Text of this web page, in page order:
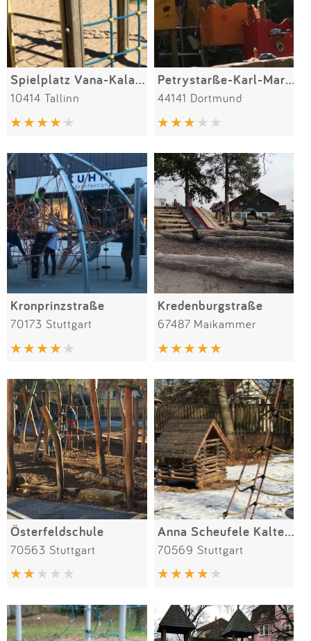
Spielplatz Vana-Kalamaja
10414 Tallinn
Petrystarße-Karl-Marxstraße
44141 Dortmund
Kronprinzstraße
70173 Stuttgart
Kredenburgstraße
67487 Maikammer
Österfeldschule
70563 Stuttgart
Anna Scheufele Kaltental
70569 Stuttgart